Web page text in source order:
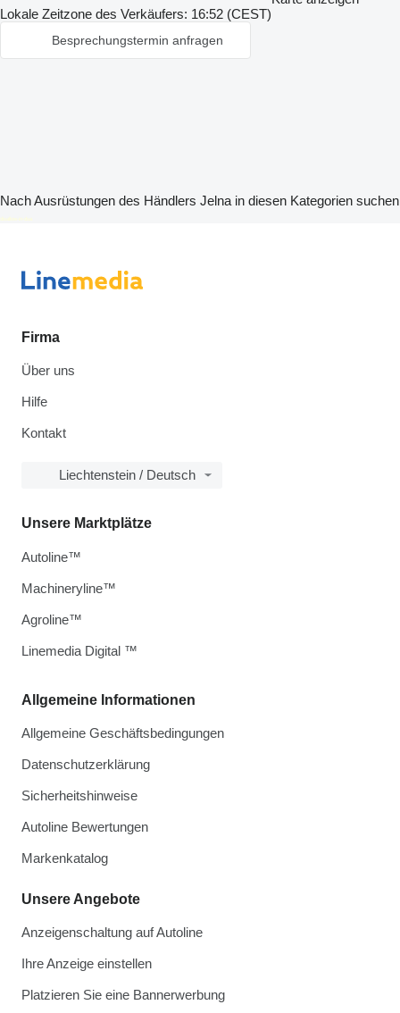
Lokale Zeitzone des Verkäufers: 16:52 (CEST)
Besprechungstermin anfragen
Nach Ausrüstungen des Händlers Jelna in diesen Kategorien suchen
disallow-in-dsa
Firma
Über uns
Hilfe
Kontakt
Liechtenstein / Deutsch
Allgemeine Informationen
Allgemeine Geschäftsbedingungen
Datenschutzerklärung
Sicherheitshinweise
Autoline Bewertungen
Markenkatalog
Unsere Angebote
Anzeigenschaltung auf Autoline
Ihre Anzeige einstellen
Platzieren Sie eine Bannerwerbung
Unsere Marktplätze
Autoline™
Machineryline™
Agroline™
Linemedia Digital ™